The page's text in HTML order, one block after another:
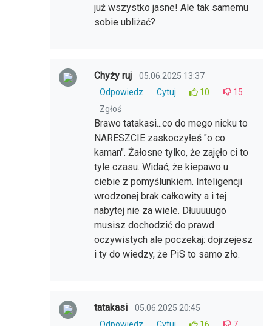
już wszystko jasne! Ale tak samemu
sobie ubliżać?
Chyży ruj
05.06.2025 13:37
Odpowiedz
Cytuj 10
15
Zgłoś
Brawo tatakasi...co do mego nicku to
NARESZCIE zaskoczyłeś "o co
kaman". Żałosne tylko, że zajęło ci to
tyle czasu. Widać, że kiepawo u
ciebie z pomyślunkiem. Inteligencji
wrodzonej brak całkowity a i tej
nabytej nie za wiele. Dłuuuuugo
musisz dochodzić do prawd
oczywistych ale poczekaj: dojrzejesz
i ty do wiedzy, że PiS to samo zło.
tatakasi
05.06.2025 20:45